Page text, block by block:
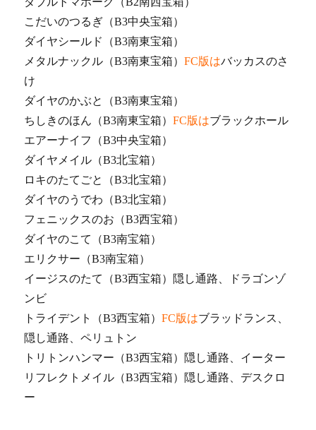
こだいのつるぎ（B3中央宝箱）
ダイヤシールド（B3南東宝箱）
メタルナックル（B3南東宝箱）FC版はバッカスのさ
け
ダイヤのかぶと（B3南東宝箱）
ちしきのほん（B3南東宝箱）FC版はブラックホール
エアーナイフ（B3中央宝箱）
ダイヤメイル（B3北宝箱）
ロキのたてごと（B3北宝箱）
ダイヤのうでわ（B3北宝箱）
フェニックスのお（B3西宝箱）
ダイヤのこて（B3南宝箱）
エリクサー（B3南宝箱）
イージスのたて（B3西宝箱）隠し通路、ドラゴンゾ
ンビ
トライデント（B3西宝箱）FC版はブラッドランス、
隠し通路、ペリュトン
トリトンハンマー（B3西宝箱）隠し通路、イーター
リフレクトメイル（B3西宝箱）隠し通路、デスクロ
ー